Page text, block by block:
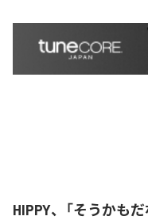
HIPPY、「そうかも